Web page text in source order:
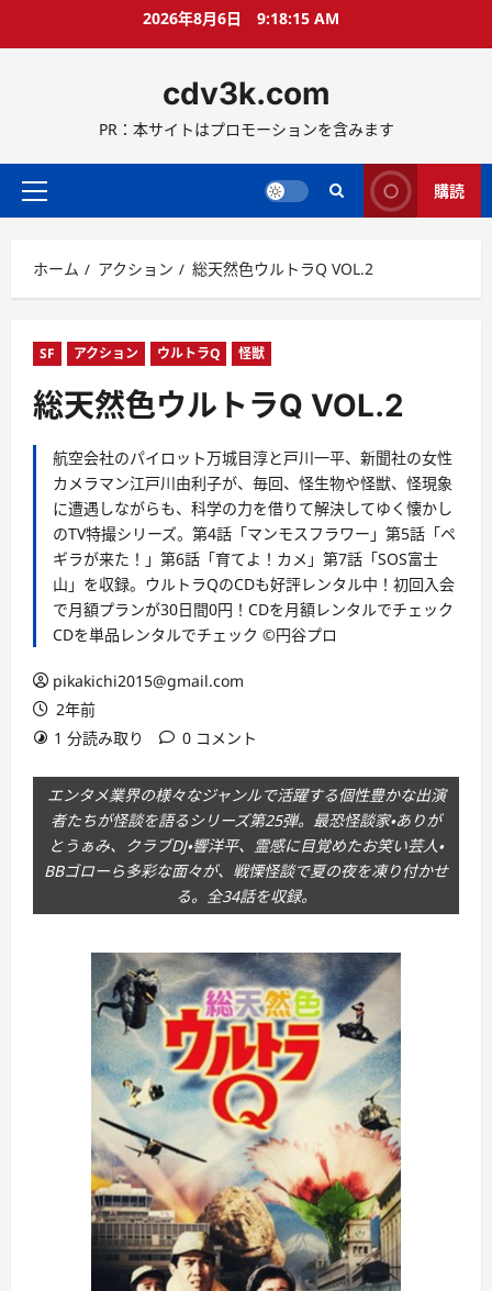
ス
ッ
2026年8月6日 9:18:16 AM
cdv3k.com
PR：本サイトはプロモーションを含みます
メ
メ
ニ
ー
購読
ホーム アクション 総天然色ウルトラQ VOL.2
SF アクション ウルトラQ 怪獣
総天然色ウルトラQ VOL.2
航空会社のパイロット万城目淳と戸川一平、新聞社の女性
カメラマン江戸川由利子が、毎回、怪生物や怪獣、怪現象
に遭遇しながらも、科学の力を借りて解決してゆく懐かし
のTV特撮シリーズ。第4話「マンモスフラワー」第5話「ペ
ギラが来た！」第6話「育てよ！カメ」第7話「SOS富士
山」を収録。ウルトラQのCDも好評レンタル中！初回入会
で月額プランが30日間0円！CDを月額レンタルでチェック
CDを単品レンタルでチェック ©円谷プロ
pikakichi2015@gmail.com
2年前
1 分読み取り
0 コメント
エンタメ業界の様々なジャンルで活躍する個性豊かな出演
者たちが怪談を語るシリーズ第25弾。最恐怪談家・ありが
とうぁみ、クラブDJ・響洋平、霊感に目覚めたお笑い芸人・
BBゴローら多彩な面々が、戦慄怪談で夏の夜を凍り付かせ
る。全34話を収録。